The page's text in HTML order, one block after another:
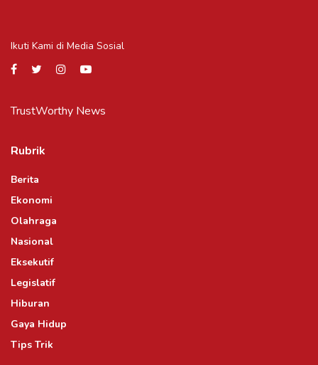
Ikuti Kami di Media Sosial
TrustWorthy News
Rubrik
Berita
Ekonomi
Olahraga
Nasional
Eksekutif
Legislatif
Hiburan
Gaya Hidup
Tips Trik